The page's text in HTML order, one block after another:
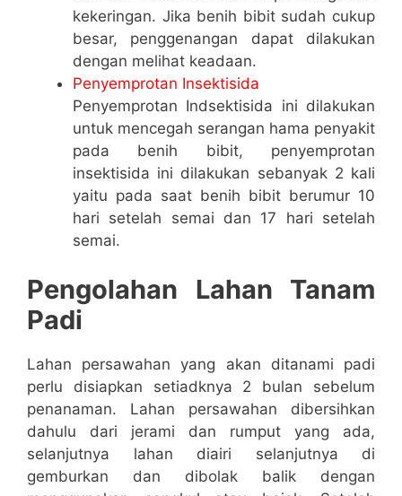
kekeringan. Jika benih bibit sudah cukup
besar, penggenangan dapat dilakukan
dengan melihat keadaan.
Penyemprotan Insektisida
Penyemprotan Indsektisida ini dilakukan
untuk mencegah serangan hama penyakit
pada benih bibit, penyemprotan
insektisida ini dilakukan sebanyak 2 kali
yaitu pada saat benih bibit berumur 10
hari setelah semai dan 17 hari setelah
semai.
Pengolahan Lahan Tanam
Padi
Lahan persawahan yang akan ditanami padi
perlu disiapkan setiadknya 2 bulan sebelum
penanaman. Lahan persawahan dibersihkan
dahulu dari jerami dan rumput yang ada,
selanjutnya lahan diairi selanjutnya di
gemburkan dan dibolak balik dengan